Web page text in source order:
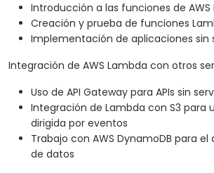
Introducción a las funciones de AWS
Creación y prueba de funciones
Implementación de aplicaciones sin
Integración de AWS Lambda con otros
Uso de API Gateway para APIs sin
Integración de Lambda con S3 para
dirigida por eventos
Trabajo con AWS DynamoDB para
de datos